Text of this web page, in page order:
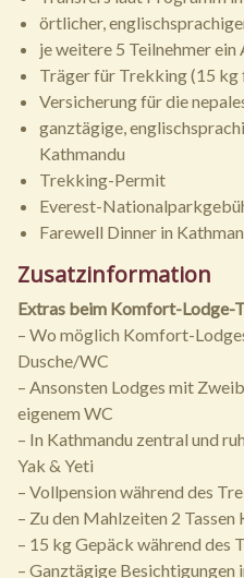
örtlicher,
je weitere 5 Teilnehmer ein
Träger für Trekking (15 kg
Versicherung für die
ganztägige,
Kathmandu
Trekking-Permit
Everest-
Farewell Dinner in
Zusatzinformation
Extras beim Komfort-Lodge-
– Wo möglich Komfort-
Dusche/WC
– Ansonsten Lodges mit
eigenem WC
– In Kathmandu zentral und
Yak & Yeti
– Vollpension während des
– Zu den Mahlzeiten 2 Tassen
– 15 kg Gepäck während des
– Ganztägige Besichtigungen